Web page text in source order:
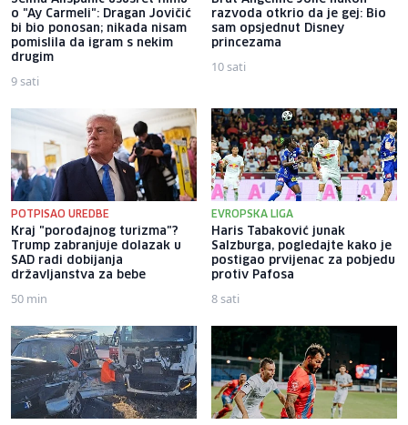
o "Ay Carmeli": Dragan Jovičić
bi bio ponosan; nikada nisam
pomislila da igram s nekim
drugim
9 sati
razvoda otkrio da je gej: Bio
sam opsjednut Disney
princezama
10 sati
POTPISAO UREDBE
Kraj "porođajnog turizma"?
Trump zabranjuje dolazak u
SAD radi dobijanja
državljanstva za bebe
50 min
EVROPSKA LIGA
Haris Tabaković junak
Salzburga, pogledajte kako je
postigao prvijenac za pobjedu
protiv Pafosa
8 sati